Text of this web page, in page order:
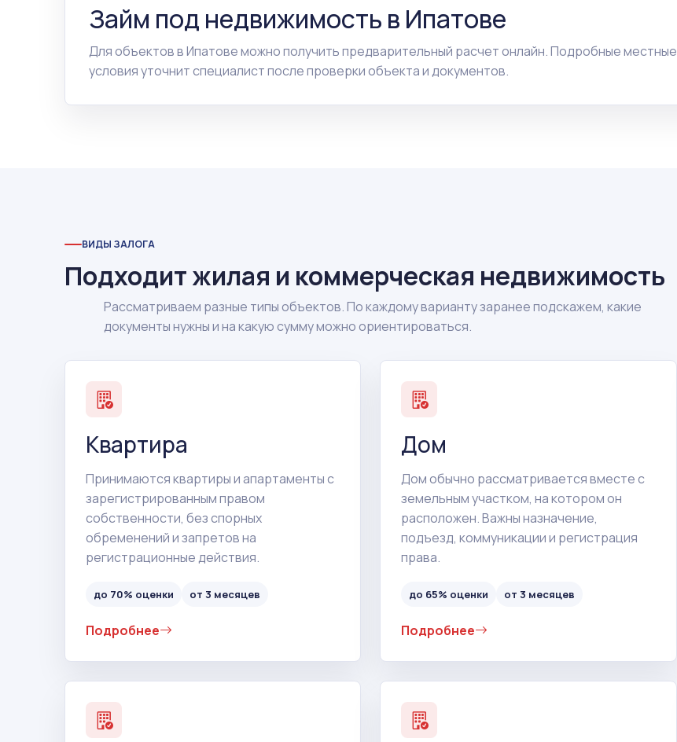
Займ под недвижимость в Ипатове
Для объектов в Ипатове можно получить предварительный расчет онлайн. Подробные местные
условия уточнит специалист после проверки объекта и документов.
ВИДЫ ЗАЛОГА
Подходит жилая и коммерческая недвижимость
Рассматриваем разные типы объектов. По каждому варианту заранее подскажем, какие
документы нужны и на какую сумму можно ориентироваться.
Квартира
Принимаются квартиры и апартаменты с
зарегистрированным правом
собственности, без спорных
обременений и запретов на
регистрационные действия.
до 70% оценки от 3 месяцев
Подробнее
Дом
Дом обычно рассматривается вместе с
земельным участком, на котором он
расположен. Важны назначение,
подъезд, коммуникации и регистрация
права.
до 65% оценки от 3 месяцев
Подробнее